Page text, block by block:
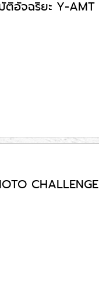
ติอัจฉริยะ Y-AMT
CHALLENGE